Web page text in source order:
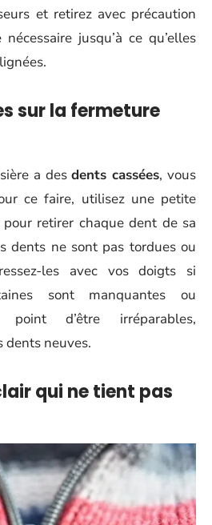
et retirez avec précaution
jusqu’à ce qu’elles
sur la fermeture
a desdents cassées, vous
ce faire, utilisez une petite
retirer chaque dent de sa
dents ne sont pas tordues ou
les avec vos doigts si
sont manquantes ou
point d’être irréparables,
dents neuves.
qui ne tient pas